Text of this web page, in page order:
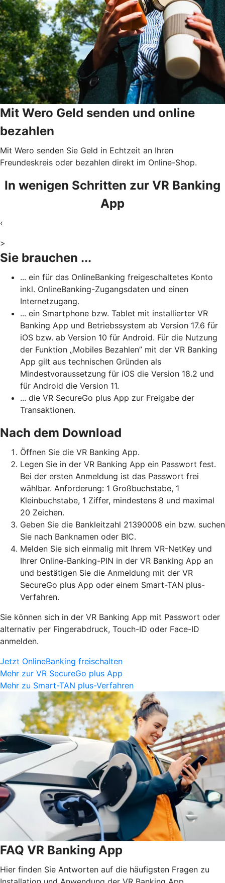
Mit Wero Geld senden und online
bezahlen
Mit Wero senden Sie Geld in Echtzeit an Ihren
Freundeskreis oder bezahlen direkt im Online-Shop.
In wenigen Schritten zur VR Banking
App
‹
>
Sie brauchen ...
... ein für das OnlineBanking freigeschaltetes Konto
inkl. OnlineBanking-Zugangsdaten und einen
Internetzugang.
... ein Smartphone bzw. Tablet mit installierter VR
Banking App und Betriebssystem ab Version 17.6 für
iOS bzw. ab Version 10 für Android. Für die Nutzung
der Funktion „Mobiles Bezahlen” mit der VR Banking
App gilt aus technischen Gründen als
Mindestvoraussetzung für iOS die Version 18.2 und
für Android die Version 11.
... die VR SecureGo plus App zur Freigabe der
Transaktionen.
Nach dem Download
Öffnen Sie die VR Banking App.
Legen Sie in der VR Banking App ein Passwort fest.
Bei der ersten Anmeldung ist das Passwort frei
wählbar. Anforderung: 1 Großbuchstabe, 1
Kleinbuchstabe, 1 Ziffer, mindestens 8 und maximal
20 Zeichen.
Geben Sie die Bankleitzahl 21390008 ein bzw. suchen
Sie nach Banknamen oder BIC.
Melden Sie sich einmalig mit Ihrem VR-NetKey und
Ihrer Online-Banking-PIN in der VR Banking App an
und bestätigen Sie die Anmeldung mit der VR
SecureGo plus App oder einem Smart-TAN plus-
Verfahren.
Sie können sich in der VR Banking App mit Passwort oder
alternativ per Fingerabdruck, Touch-ID oder Face-ID
anmelden.
Jetzt OnlineBanking freischalten
Mehr zur VR SecureGo plus App
Mehr zu Smart-TAN plus-Verfahren
FAQ VR Banking App
Hier finden Sie Antworten auf die häufigsten Fragen zu